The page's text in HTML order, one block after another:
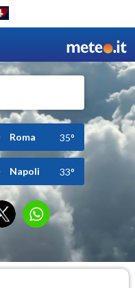
Roma 35°
Napoli 33°